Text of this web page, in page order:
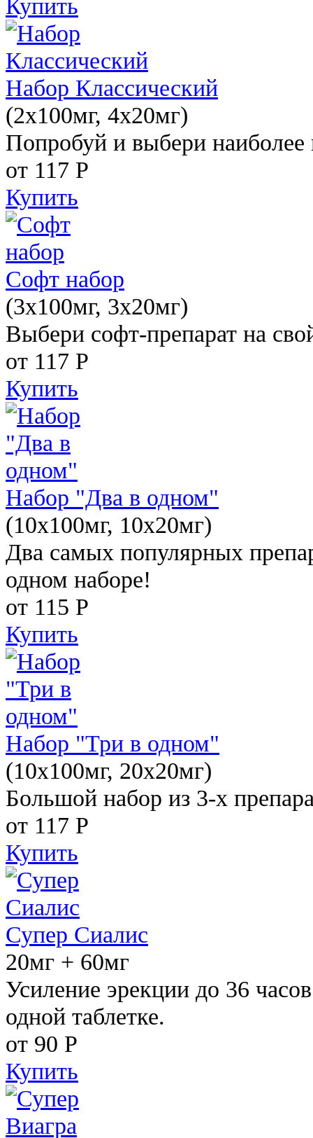
Набор Классический
(2x100мг, 4x20мг)
Попробуй и выбери наиболее
от 117 Р
Купить
Софт набор
(3x100мг, 3x20мг)
Выбери софт-препарат на
от 117 Р
Купить
Набор "Два в одном"
(10x100мг, 10x20мг)
Два самых популярных
одном наборе!
от 115 Р
Купить
Набор "Три в одном"
(10x100мг, 20x20мг)
Большой набор из 3-х
от 117 Р
Купить
Супер Сиалис
20мг + 60мг
Усиление эрекции до 36
одной таблетке.
от 90 Р
Купить